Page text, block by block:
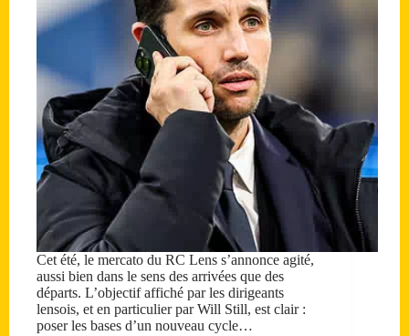
Cet été, le mercato du RC Lens s’annonce agité,
aussi bien dans le sens des arrivées que des
départs. L’objectif affiché par les dirigeants
lensois, et en particulier par Will Still, est clair :
poser les bases d’un nouveau cycle…